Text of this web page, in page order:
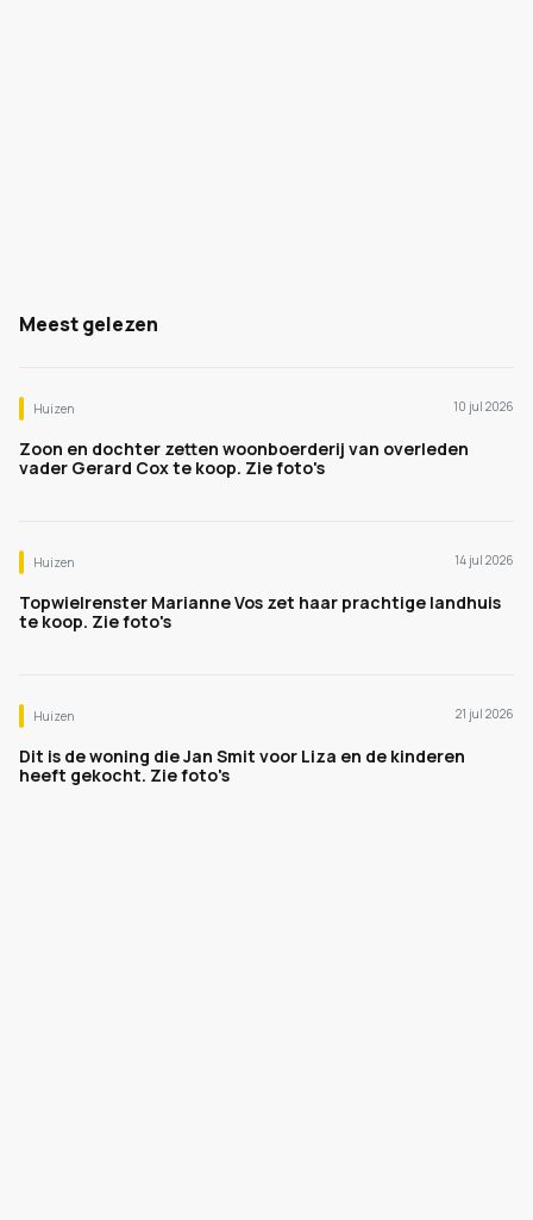
Meest gelezen
Huizen 10 jul 2026
Zoon en dochter zetten woonboerderij van overleden
vader Gerard Cox te koop. Zie foto's
Huizen 14 jul 2026
Topwielrenster Marianne Vos zet haar prachtige landhuis
te koop. Zie foto's
Huizen 21 jul 2026
Dit is de woning die Jan Smit voor Liza en de kinderen
heeft gekocht. Zie foto's